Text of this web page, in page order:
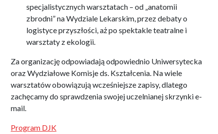
specjalistycznych warsztatach – od „anatomii
zbrodni” na Wydziale Lekarskim, przez debaty o
logistyce przyszłości, aż po spektakle teatralne i
warsztaty z ekologii
Za organizację odpowiadają odpowiednio Uniwersytecka
oraz Wydziałowe Komisje ds. Kształcenia. Na wiele
warsztatów obowiązują wcześniejsze zapisy, dlatego
zachęcamy do sprawdzenia swojej uczelnianej skrzynki e-
mail
Program DJK